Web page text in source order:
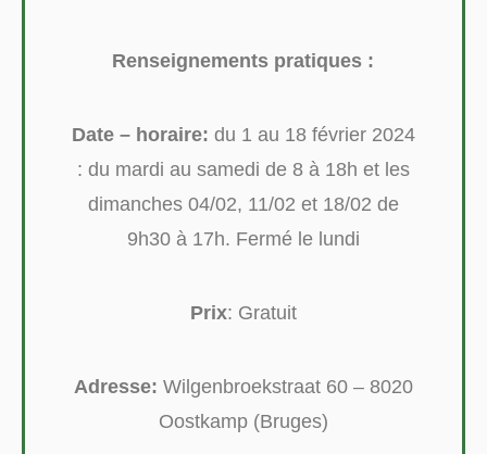
Renseignements pratiques :
Date – horaire: du 1 au 18 février 2024
: du mardi au samedi de 8 à 18h et les
dimanches 04/02, 11/02 et 18/02 de
9h30 à 17h. Fermé le lundi
Prix: Gratuit
Adresse: Wilgenbroekstraat 60 – 8020
Oostkamp (Bruges)